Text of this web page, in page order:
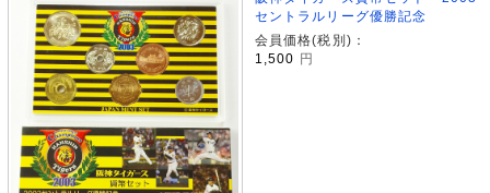
セントラルリーグ優勝記念
会員価格(税別)：
1,500 円